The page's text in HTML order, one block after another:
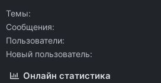
Темы
Сообщения
Пользователи
Новый пользователь
Онлайн статистика